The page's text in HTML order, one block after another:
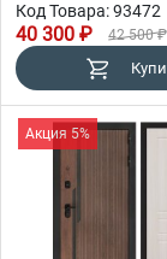
Код Товара: 93472
40 300 ₽ 42 500 ₽
Акция 5%